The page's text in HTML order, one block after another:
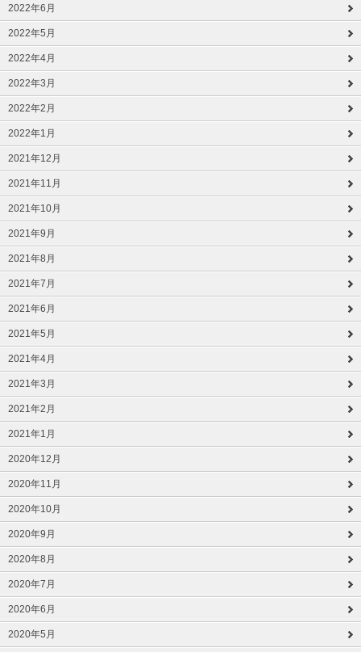
2022年6月
2022年5月
2022年4月
2022年3月
2022年2月
2022年1月
2021年12月
2021年11月
2021年10月
2021年9月
2021年8月
2021年7月
2021年6月
2021年5月
2021年4月
2021年3月
2021年2月
2021年1月
2020年12月
2020年11月
2020年10月
2020年9月
2020年8月
2020年7月
2020年6月
2020年5月